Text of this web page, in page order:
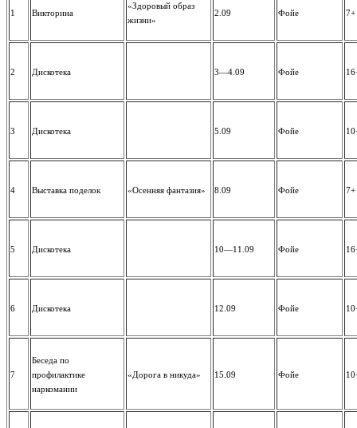
1 Викторина
«Здоровый образ
жизни»
2.09 Фойе 7+
2 Дискотека 3—4.09 Фойе
3 Дискотека 5.09 Фойе
4 Выставка поделок «Осенняя фантазия» 8.09 Фойе 7+
5 Дискотека 10—11.09 Фойе
6 Дискотека 12.09 Фойе
7
Беседа по
профилактике
наркомании
«Дорога в никуда» 15.09 Фойе